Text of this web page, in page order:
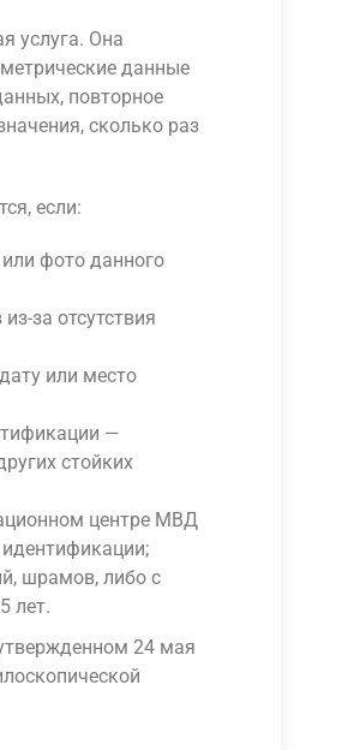
услуга. Она
данные
повторное
сколько раз
если:
фото данного
за отсутствия
или место
—
стойких
центре МВД
шрамов, либо с
лет.
24 мая